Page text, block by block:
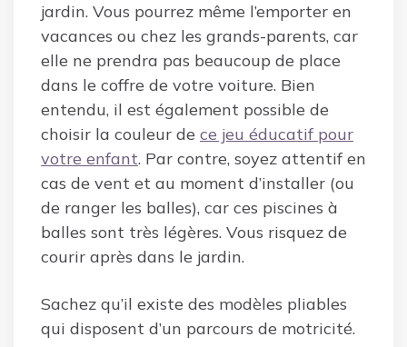
jardin. Vous pourrez même l’emporter en
vacances ou chez les grands-parents, car
elle ne prendra pas beaucoup de place
dans le coffre de votre voiture. Bien
entendu, il est également possible de
choisir la couleur de ce jeu éducatif pour
votre enfant. Par contre, soyez attentif en
cas de vent et au moment d’installer (ou
de ranger les balles), car ces piscines à
balles sont très légères. Vous risquez de
courir après dans le jardin.
Sachez qu’il existe des modèles pliables
qui disposent d’un parcours de motricité.